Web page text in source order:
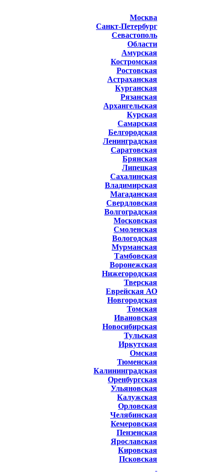
Москва
Санкт-Петербург
Севастополь
Области
Амурская
Костромская
Ростовская
Астраханская
Курганская
Рязанская
Архангельская
Курская
Самарская
Белгородская
Ленинградская
Саратовская
Брянская
Липецкая
Сахалинская
Владимирская
Магаданская
Свердловская
Волгоградская
Московская
Смоленская
Вологодская
Мурманская
Тамбовская
Воронежская
Нижегородская
Тверская
Еврейская АО
Новгородская
Томская
Ивановская
Новосибирская
Тульская
Иркутская
Омская
Тюменская
Калининградская
Оренбургская
Ульяновская
Калужская
Орловская
Челябинская
Кемеровская
Пензенская
Ярославская
Кировская
Псковская